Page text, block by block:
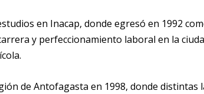
en Inacap, donde egresó en 1992
y perfeccionamiento laboral en la
de Antofagasta en 1998, donde